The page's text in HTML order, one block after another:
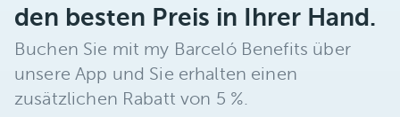
den besten Preis in Ihrer Hand.
Buchen Sie mit my Barceló Benefits über
unsere App und Sie erhalten einen
zusätzlichen Rabatt von 5 %.